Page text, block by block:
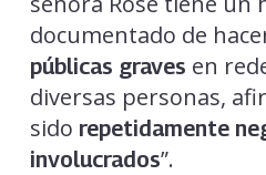
documentado de
públicas graves en
diversas personas,
sido repetidamente
involucrados”.